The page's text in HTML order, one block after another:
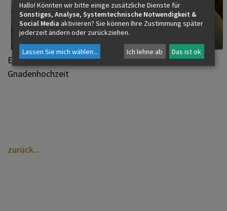
Edith und Franz Moser, 70 Jahre verheiratet –
Gnadenhochzeit
zurück
Hallo! Könnten wir bitte einige zusätzliche Dienste für
Sonstiges, Analyse, Systemtechnische Notwendigkeit &
Social Media aktivieren? Sie können Ihre Zustimmung später
jederzeit ändern oder zurückziehen.
Lassen Sie mich wählen... Ich lehne ab Das ist ok